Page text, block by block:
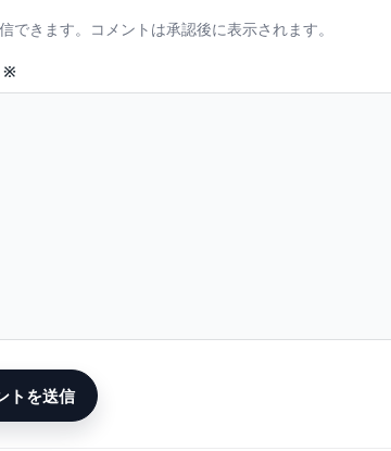
できます。コメントは承認後に表示されます。
※